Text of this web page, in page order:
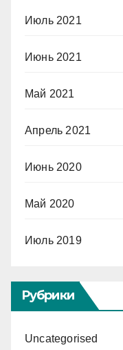
Июль 2021
Июнь 2021
Май 2021
Апрель 2021
Июнь 2020
Май 2020
Июль 2019
Рубрики
Uncategorised